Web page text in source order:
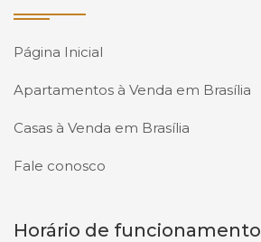
Página Inicial
Apartamentos à Venda em Brasília
Casas à Venda em Brasília
Fale conosco
Horário de funcionamento